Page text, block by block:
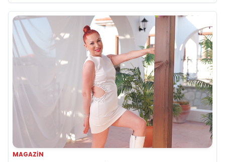
MAGAZIN